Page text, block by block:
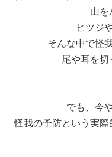
山を
ヒツジ
そんな中で怪
尾や耳を
でも、今
怪我の予防という実